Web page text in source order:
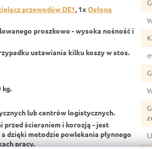
przewodów DE1, 1xOsłona
proszkowo - wysoka nośność i
ustawiania kilku koszy w stos.
kg.
lub centrów logistycznych.
przed ścieraniem i korozją - jest
dzięki metodzie powlekania płynnego
pracy.